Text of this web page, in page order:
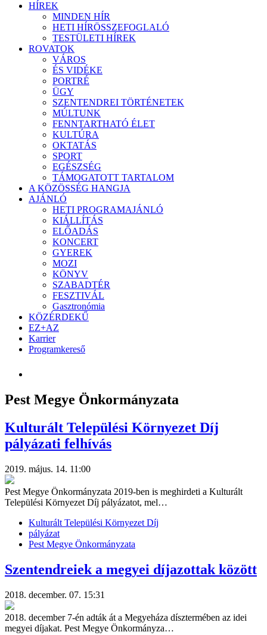
HÍREK
MINDEN HÍR
HETI HÍRÖSSZEFOGLALÓ
TESTÜLETI HÍREK
ROVATOK
VÁROS
ÉS VIDÉKE
PORTRÉ
ÜGY
SZENTENDREI TÖRTÉNETEK
MÚLTUNK
FENNTARTHATÓ ÉLET
KULTÚRA
OKTATÁS
SPORT
EGÉSZSÉG
TÁMOGATOTT TARTALOM
A KÖZÖSSÉG HANGJA
AJÁNLÓ
HETI PROGRAMAJÁNLÓ
KIÁLLÍTÁS
ELŐADÁS
KONCERT
GYEREK
MOZI
KÖNYV
SZABADTÉR
FESZTIVÁL
Gasztronómia
KÖZÉRDEKŰ
EZ+AZ
Karrier
Programkereső
Pest Megye Önkormányzata
Kulturált Települési Környezet Díj
pályázati felhívás
2019. május. 14. 11:00
Pest Megye Önkormányzata 2019-ben is meghirdeti a Kulturált
Települési Környezet Díj pályázatot, mel…
Kulturált Települési Környezet Díj
pályázat
Pest Megye Önkormányzata
Szentendreiek a megyei díjazottak között
2018. december. 07. 15:31
2018. december 7-én adták át a Megyeháza dísztermében az idei
megyei díjakat. Pest Megye Önkormányza…